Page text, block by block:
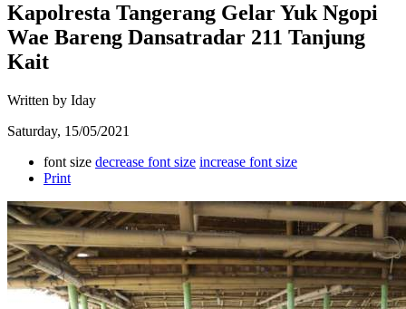
Kapolresta Tangerang Gelar Yuk Ngopi
Wae Bareng Dansatradar 211 Tanjung
Kait
Written by Iday
Saturday, 15/05/2021
font size decrease font size increase font size
Print